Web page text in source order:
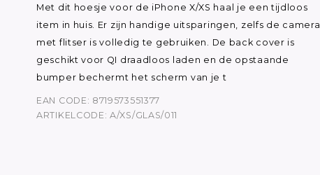
Met dit hoesje voor de iPhone X/XS haal je een tijdloos
item in huis. Er zijn handige uitsparingen, zelfs de camera
met flitser is volledig te gebruiken. De back cover is
geschikt voor QI draadloos laden en de opstaande
bumper bechermt het scherm van je t
EAN CODE: 8719573551377
ARTIKELCODE: A/XS/GLAS/011